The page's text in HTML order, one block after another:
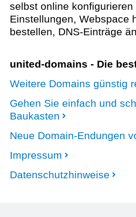
selbst online
Einstellungen, Webspace
bestellen, DNS-Einträge
united-domains - Die
Weitere Domains günstig
Gehen Sie einfach und
Baukasten
Neue Domain-Endungen
Impressum
Datenschutzhinweise